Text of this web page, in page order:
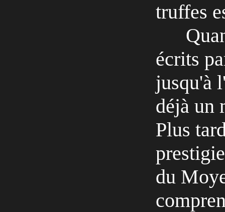
truffes
écrits
jusqu'à
déjà un
Plus
du